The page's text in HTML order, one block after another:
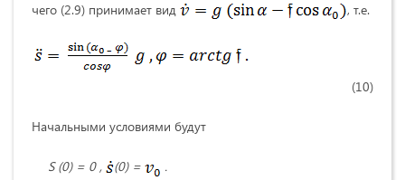
чего (2.9) принимает вид
, т.е.
(10)
Начальными условиями будут
S(0) = 0 , (0) =
.